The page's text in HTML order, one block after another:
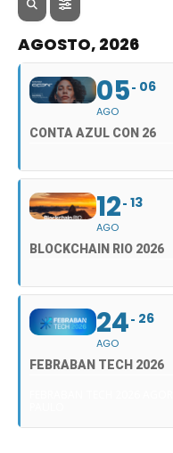
AGOSTO, 2026
05
AGO
06
CONTA AZUL CON 26
12
AGO
13
BLOCKCHAIN RIO 2026
24
AGO
26
FEBRABAN TECH 2026